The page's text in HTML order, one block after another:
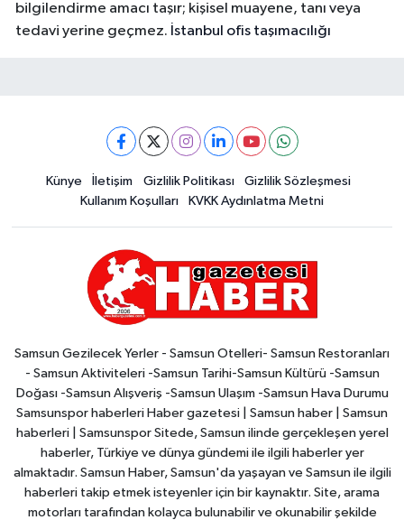
bilgilendirme amacı taşır; kişisel muayene, tanı veya
tedavi yerine geçmez. İstanbul ofis taşımacılığı
Künye İletişim Gizlilik Politikası
Gizlilik Sözleşmesi
Kullanım Koşulları
KVKK Aydınlatma Metni
Samsun Gezilecek Yerler - Samsun Otelleri- Samsun Restoranları
- Samsun Aktiviteleri -Samsun Tarihi-Samsun Kültürü -Samsun
Doğası -Samsun Alışveriş -Samsun Ulaşım -Samsun Hava Durumu
Samsunspor haberleri Haber gazetesi | Samsun haber | Samsun
haberleri | Samsunspor Sitede, Samsun ilinde gerçekleşen yerel
haberler, Türkiye ve dünya gündemi ile ilgili haberler yer
almaktadır. Samsun Haber, Samsun'da yaşayan ve Samsun ile ilgili
haberleri takip etmek isteyenler için bir kaynaktır. Site, arama
motorları tarafından kolayca bulunabilir ve okunabilir şekilde